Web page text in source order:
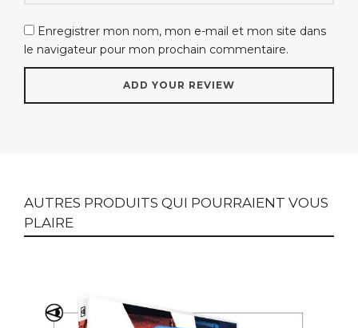
Enregistrer mon nom, mon e-mail et mon site dans
le navigateur pour mon prochain commentaire.
AUTRES PRODUITS QUI POURRAIENT VOUS
PLAIRE